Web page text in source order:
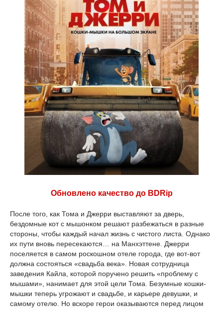
Обновлено качество до BDRip
После того, как Тома и Джерри выставляют за дверь,
бездомные кот с мышонком решают разбежаться в разные
стороны, чтобы каждый начал жизнь с чистого листа. Однако
их пути вновь пересекаются… на Манхэттене. Джерри
поселяется в самом роскошном отеле города, где вот-вот
должна состояться «свадьба века». Новая сотрудница
заведения Кайла, которой поручено решить «проблему с
мышами», нанимает для этой цели Тома. Безумные кошки-
мышки теперь угрожают и свадьбе, и карьере девушки, и
самому отелю. Но вскоре герои оказываются перед лицом